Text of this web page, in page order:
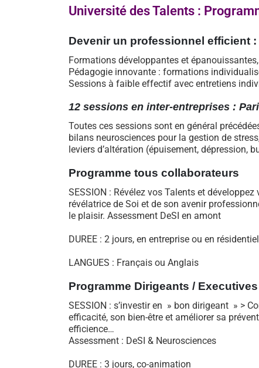
Université des Talents :
Devenir un professionnel efficient
Formations développantes et
Pédagogie innovante : formations
Sessions à faible effectif avec entretiens
12 sessions en inter-entreprises :
Toutes ces sessions sont en général
bilans neurosciences pour la gestion de
leviers d’altération (épuisement, dépression,
Programme tous collaborateurs
SESSION : Révélez vos Talents et
révélatrice de Soi et de son avenir
le plaisir. Assessment DeSI en amont
DUREE : 2 jours, en entreprise ou en résidentiel
LANGUES : Français ou Anglais
Programme Dirigeants / Executives
SESSION : s’investir en » bon dirigeant » >
efficacité, son bien-être et améliorer sa
efficience…
Assessment : DeSI & Neurosciences
DUREE : 3 jours, co-animation